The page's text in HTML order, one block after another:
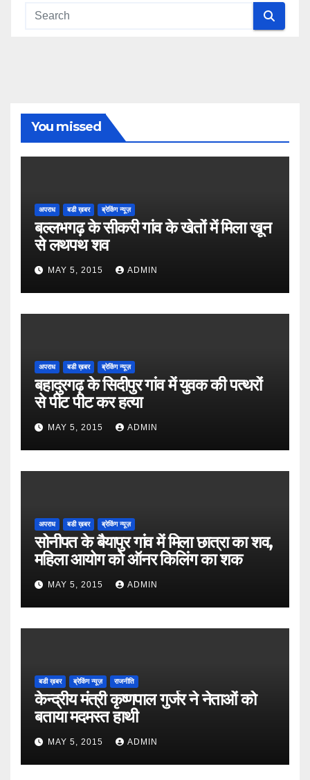
You missed
अपराध बडी ख़बर ब्रेकिंग न्यूज़
बल्लभगढ़ के सीकरी गांव के खेतों में मिला खून
से लथपथ शव
MAY 5, 2015 ADMIN
अपराध बडी ख़बर ब्रेकिंग न्यूज़
बहादुरगढ़ के सिदीपुर गांव में युवक की पत्थरों
से पीट पीट कर हत्या
MAY 5, 2015 ADMIN
अपराध बडी ख़बर ब्रेकिंग न्यूज़
सोनीपत के बैयापुर गांव में मिला छात्रा का शव,
महिला आयोग को ऑनर किलिंग का शक
MAY 5, 2015 ADMIN
बडी ख़बर ब्रेकिंग न्यूज़ राजनीति
केन्द्रीय मंत्री कृष्णपाल गुर्जर ने नेताओं को
बताया मदमस्त हाथी
MAY 5, 2015 ADMIN